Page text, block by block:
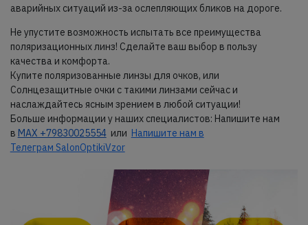
аварийных ситуаций из-за ослепляющих бликов на дороге.
Не упустите возможность испытать все преимущества
поляризационных линз! Сделайте ваш выбор в пользу
качества и комфорта.
Купите поляризованные линзы для очков, или
Солнцезащитные очки с такими линзами сейчас и
наслаждайтесь ясным зрением в любой ситуации!
Больше информации у наших специалистов: Напишите нам
в MAX +79830025554 или Напишите нам в
Телеграм SalonOptikiVzor